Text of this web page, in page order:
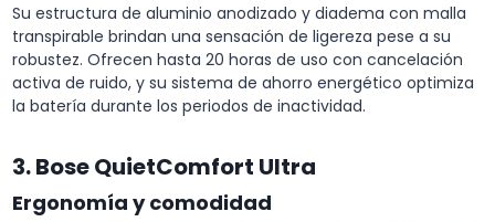
Su estructura de aluminio anodizado y diadema con malla
transpirable brindan una sensación de ligereza pese a su
robustez. Ofrecen hasta 20 horas de uso con cancelación
activa de ruido, y su sistema de ahorro energético optimiza
la batería durante los periodos de inactividad.
3. Bose QuietComfort Ultra
Ergonomía y comodidad